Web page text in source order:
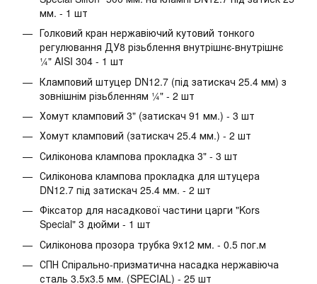
мм. - 1 шт
Голковий кран нержавіючий кутовий тонкого
регулювання ДУ8 різьблення внутрішнє-внутрішнє
¼" AISI 304 - 1 шт
Кламповий штуцер DN12.7 (під затискач 25.4 мм) з
зовнішнім різьбленням ¼" - 2 шт
Хомут кламповий 3" (затискач 91 мм.) - 3 шт
Хомут кламповий (затискач 25.4 мм.) - 2 шт
Силіконова клампова прокладка 3" - 3 шт
Силіконова клампова прокладка для штуцера
DN12.7 під затискач 25.4 мм. - 2 шт
Фіксатор для насадкової частини царги "Kors
Special" 3 дюйми - 1 шт
Силіконова прозора трубка 9х12 мм. - 0.5 пог.м
СПН Спірально-призматична насадка нержавіюча
сталь 3.5х3.5 мм. (SPECIAL) - 25 шт